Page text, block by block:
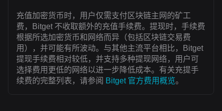
充值加密货币时，用户仅需支付区块链主网的矿工
费，Bitget 不收取额外的充值手续费。提现时，手续费
根据所选加密货币和网络而异（包括区块链交易费
用），并可能有所波动。与其他主流平台相比，Bitget
提现手续费相对较低，并支持多种提现网络，用户可
选择费用更低的网络以进一步降低成本。有关充提手
续费的完整列表，请参阅 Bitget 官方费用概览。